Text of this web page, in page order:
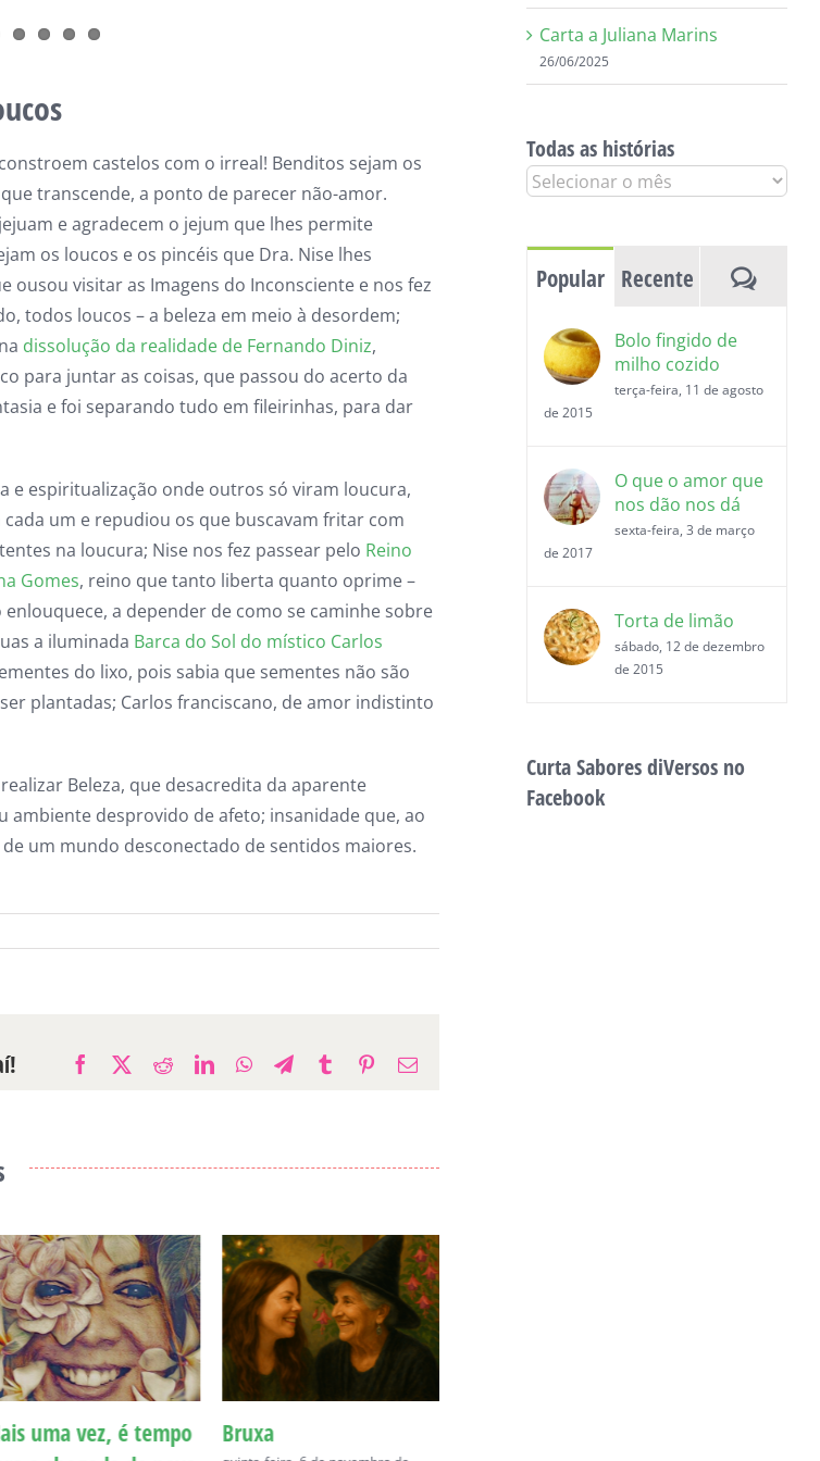
castelos com o irreal! Benditos sejam os
transcende, a ponto de parecer não-amor.
e agradecem o jejum que lhes permite
os loucos e os pincéis que Dra. Nise lhes
ousou visitar as Imagens do Inconsciente e nos fez
todos loucos – a beleza em meio à desordem;
dissolução da realidade de Fernando Diniz,
para juntar as coisas, que passou do acerto da
e foi separando tudo em fileirinhas, para dar
e espiritualização onde outros só viram loucura,
um e repudiou os que buscavam fritar com
na loucura; Nise nos fez passear pelo Reino
Gomes, reino que tanto liberta quanto oprime –
a depender de como se caminhe sobre
a iluminada Barca do Sol do místico Carlos
do lixo, pois sabia que sementes não são
plantadas; Carlos franciscano, de amor indistinto
Beleza, que desacredita da aparente
ambiente desprovido de afeto; insanidade que, ao
um mundo desconectado de sentidos maiores.
Facebook RedditLinkedInWhatsAppTelegram
TumblrPinterest
E-
uma vez, é tempo
Bruxa
Carta a Juliana Marins
26/06/2025
Todas as histórias
Todas
Popular Recente
Bolo fingido de
milho cozido
terça-feira, 11 de agosto
de 2015
O que o amor que
nos dão nos dá
sexta-feira, 3 de março
de 2017
Torta de limão
sábado, 12 de dezembro
de 2015
Curta Sabores diVersos no
Facebook